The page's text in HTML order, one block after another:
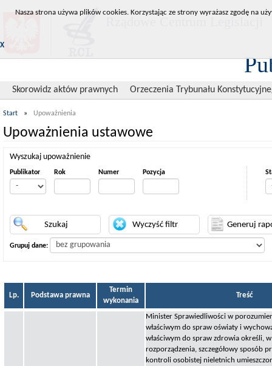
Skorowidz aktów prawnych Orzeczenia Trybunału
Start » Upoważnienia
Upoważnienia ustawowe
Wyszukaj upoważnienie
Publikator Rok Numer Pozycja
Grupuj dane:
Lp. Podstawa prawna
Termin
wykonania
Treść
Minister Sprawiedliwości w
właściwym do spraw oświaty i
właściwym do spraw zdrowia określi,
rozporządzenia, szczegółowy sposób
kontroli osobistej nieletnich
Nasza strona używa plików cookies. Korzystając ze strony wyrażasz zgodę na
X